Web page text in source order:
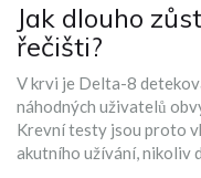
Jak dlouho
řečišti?
V krvi je Delta-8
náhodných uživatelů
Krevní testy jsou proto
akutního užívání, nikoliv